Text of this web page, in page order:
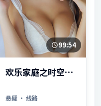
99:54
欢乐家庭之时空守
悬疑 · 线路